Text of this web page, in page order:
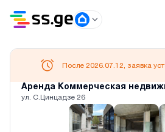
Аренда Коммерческая
ул. С.Цинцадзе 26
После 2026.07.12, заявка